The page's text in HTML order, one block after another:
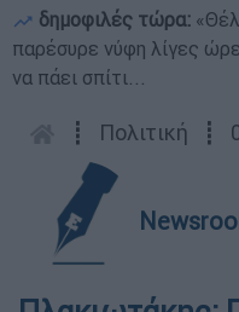
δημοφιλές τώρα:
παρέσυρε νύφη λίγες
να πάει σπίτι...
┋ Πολιτική ┋